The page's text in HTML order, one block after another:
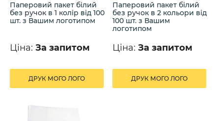
Паперовий пакет білий
без ручок в 1 колір від 100
шт. з Вашим логотипом
Ціна: За запитом
ДРУК МОГО ЛОГО
Паперовий пакет білий
без ручок в 2 кольори від
100 шт. з Вашим
логотипом
Ціна: За запитом
ДРУК МОГО ЛОГО